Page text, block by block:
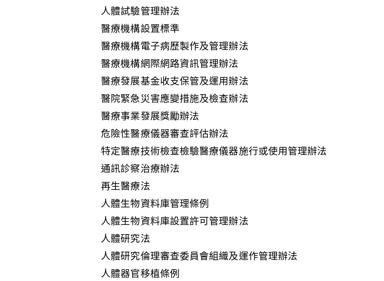
人體試驗管理辦法
醫療機構設置標準
醫療機構電子病歷製作及管理辦法
醫療機構網際網路資訊管理辦法
醫療發展基金收支保管及運用辦法
醫院緊急災害應變措施及檢查辦法
醫療事業發展獎勵辦法
危險性醫療儀器審查評估辦法
特定醫療技術檢查檢驗醫療儀器施行或使用管理辦法
通訊診察治療辦法
再生醫療法
人體生物資料庫管理條例
人體生物資料庫設置許可管理辦法
人體研究法
人體研究倫理審查委員會組織及運作管理辦法
人體器官移植條例